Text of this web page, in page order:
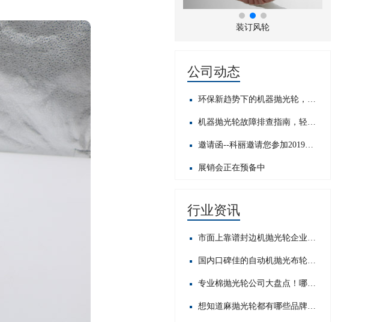
装订风轮
公司动态
环保新趋势下的机器抛光轮，发展前景如何？
机器抛光轮故障排查指南，轻松应对常见问题​
邀请函--科丽邀请您参加2019中国国际五金展
展销会正在预备中
行业资讯
市面上靠谱封边机抛光轮企业大搜罗，哪家才是你的心头好？
国内口碑佳的自动机抛光布轮公司大盘点，这些值得关注！
专业棉抛光轮公司大盘点！哪家才是行业佼佼者？
想知道麻抛光轮都有哪些品牌？这里为你揭晓热门之选！